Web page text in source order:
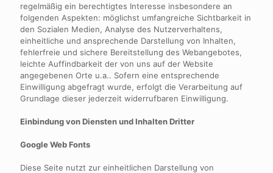
regelmäßig ein berechtigtes Interesse insbesondere an
folgenden Aspekten: möglichst umfangreiche Sichtbarkeit in
den Sozialen Medien, Analyse des Nutzerverhaltens,
einheitliche und ansprechende Darstellung von Inhalten,
fehlerfreie und sichere Bereitstellung des Webangebotes,
leichte Auffindbarkeit der von uns auf der Website
angegebenen Orte u.a.. Sofern eine entsprechende
Einwilligung abgefragt wurde, erfolgt die Verarbeitung auf
Grundlage dieser jederzeit widerrufbaren Einwilligung.
Einbindung von Diensten und Inhalten Dritter
Google Web Fonts
Diese Seite nutzt zur einheitlichen Darstellung von